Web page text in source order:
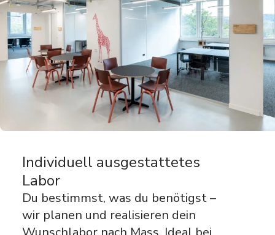
Individuell ausgestattetes
Labor
Du bestimmst, was du benötigst –
wir planen und realisieren dein